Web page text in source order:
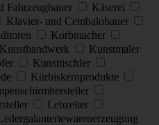
Fahrzeugbauer
Käserei
Klavier- und Cembalobauer
Korbmacher
Kunsthandwerk
Kunstmaler
Kunsttischler
Kürbiskernprodukte
Lebzelter